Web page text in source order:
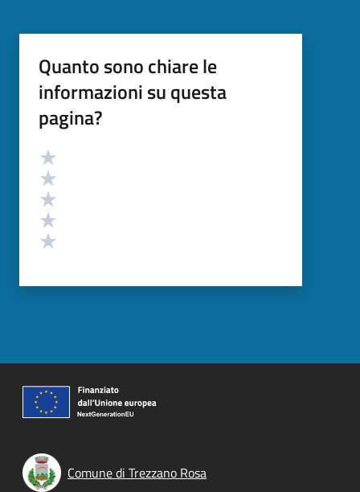
Quanto sono chiare le
informazioni su questa
pagina?
Valutazione
Comune di Trezzano Rosa